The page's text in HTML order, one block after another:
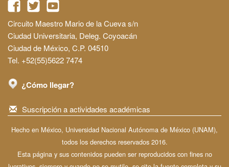
Circuito Maestro Mario de la Cueva s/n
Ciudad Universitaria, Deleg. Coyoacán
Ciudad de México, C.P. 04510
Tel. +52(55)5622 7474
¿Cómo llegar?
Suscripción a actividades académicas
Hecho en México, Universidad Nacional Autónoma de México (UNAM),
todos los derechos reservados 2016.
Esta página y sus contenidos pueden ser reproducidos con fines no